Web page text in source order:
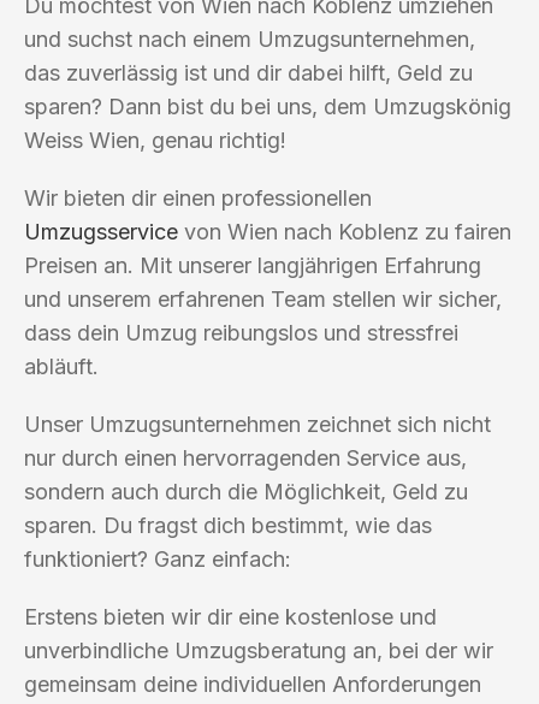
Du möchtest von Wien nach Koblenz umziehen
und suchst nach einem Umzugsunternehmen,
das zuverlässig ist und dir dabei hilft, Geld zu
sparen? Dann bist du bei uns, dem Umzugskönig
Weiss Wien, genau richtig!
Wir bieten dir einen professionellen
Umzugsservice von Wien nach Koblenz zu fairen
Preisen an. Mit unserer langjährigen Erfahrung
und unserem erfahrenen Team stellen wir sicher,
dass dein Umzug reibungslos und stressfrei
abläuft.
Unser Umzugsunternehmen zeichnet sich nicht
nur durch einen hervorragenden Service aus,
sondern auch durch die Möglichkeit, Geld zu
sparen. Du fragst dich bestimmt, wie das
funktioniert? Ganz einfach:
Erstens bieten wir dir eine kostenlose und
unverbindliche Umzugsberatung an, bei der wir
gemeinsam deine individuellen Anforderungen